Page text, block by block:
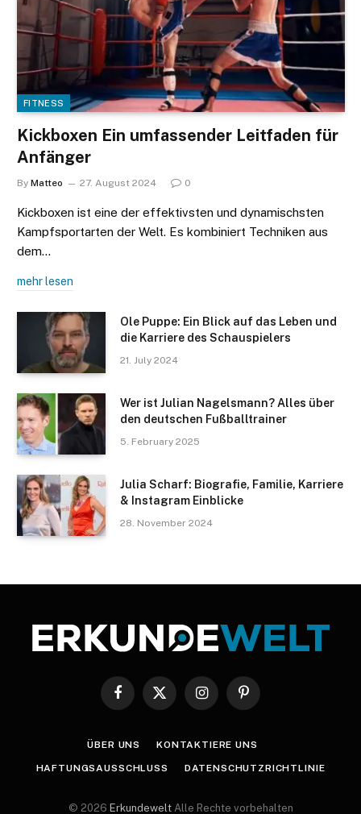
FITNESS
Kickboxen Ein umfassender Leitfaden für
Anfänger
By Matteo 27. August 2024 0
Kickboxen ist eine der effektivsten und dynamischsten
Kampfsportarten der Welt. Es kombiniert Techniken aus
dem…
mehr lesen
Ole Puppe: Ein Blick auf das Leben und
die Karriere des Schauspielers
21. July 2024
Wer ist Julian Nagelsmann? Alles über
den deutschen Fußballtrainer
5. February 2025
Julia Scharf: Biografie, Familie, Karriere
& Instagram Einblicke
28. November 2024
Facebook
X
InstagramPinterest
ÜBER UNS KONTAKTIERE UNS
HAFTUNGSAUSSCHLUSS DATENSCHUTZRICHTLINIE
© 2026 Erkundewelt Alle Rechte vorbehalten